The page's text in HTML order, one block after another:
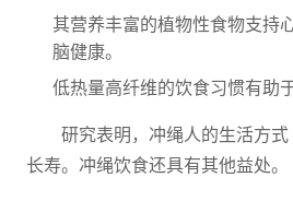
其营养丰富的植物性食物支持
脑健康。
低热量高纤维的饮食习惯有助
研究表明，冲绳人的生活方
长寿。冲绳饮食还具有其他益处。